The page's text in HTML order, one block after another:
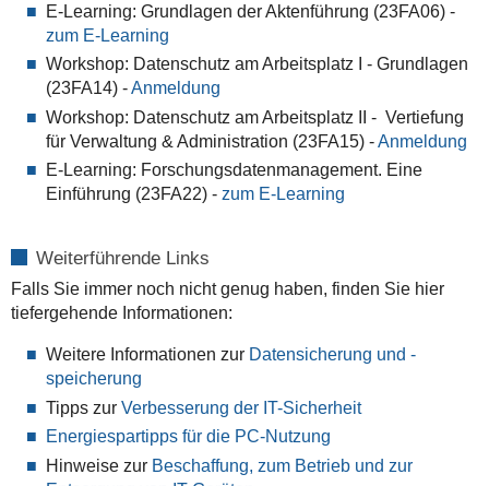
E-Learning: Grundlagen der Aktenführung (23FA06) -
zum E-Learning
Workshop: Datenschutz am Arbeitsplatz I - Grundlagen
(23FA14) -Anmeldung
Workshop: Datenschutz am Arbeitsplatz II - Vertiefung
für Verwaltung & Administration (23FA15) -Anmeldung
E-Learning: Forschungsdatenmanagement. Eine
Einführung (23FA22) - zum E-Learning
Weiterführende Links
Falls Sie immer noch nicht genug haben, finden Sie hier
tiefergehende Informationen:
Weitere Informationen zur Datensicherung und -
speicherung
Tipps zur Verbesserung der IT-Sicherheit
Energiespartipps für die PC-Nutzung
Hinweise zur Beschaffung, zum Betrieb und zur